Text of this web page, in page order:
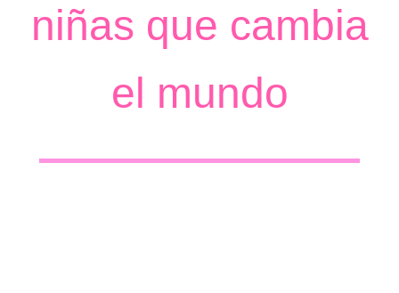
niñas que cambia
el mundo